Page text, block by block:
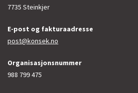
7735 Steinkjer
E-post og fakturaadresse
post@konsek.no
Organisasjonsnummer
988 799 475